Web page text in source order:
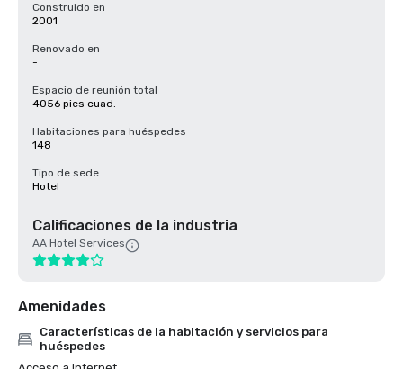
Construido en
2001
Renovado en
-
Espacio de reunión total
4056 pies cuad.
Habitaciones para huéspedes
148
Tipo de sede
Hotel
Calificaciones de la industria
AA Hotel Services
Amenidades
Características de la habitación y servicios para
huéspedes